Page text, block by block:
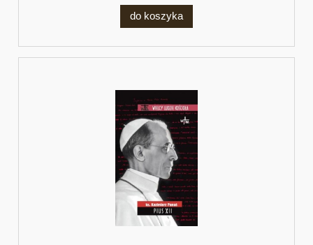
do koszyka